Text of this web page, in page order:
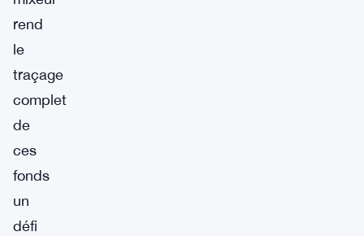
rend
le
traçage
complet
de
ces
fonds
un
défi